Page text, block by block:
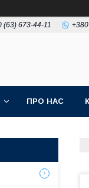
(63) 673-44-11
ПРО НАС